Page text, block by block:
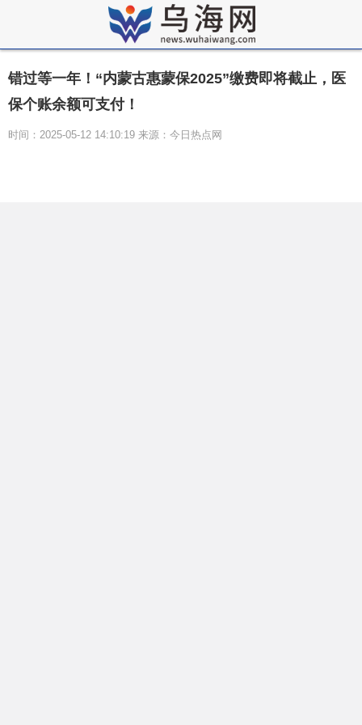
错过等一年！“内蒙古惠蒙保2025”缴费即将截止，医
保个账余额可支付！
时间：2025-05-12 14:10:19 来源：今日热点网